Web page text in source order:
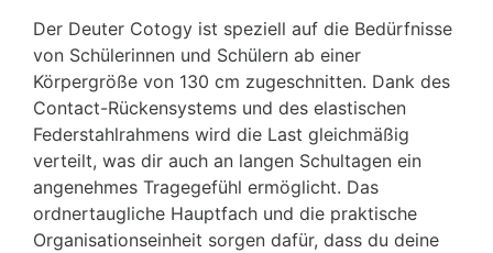
Der Deuter Cotogy ist speziell auf die Bedürfnisse
von Schülerinnen und Schülern ab einer
Körpergröße von 130 cm zugeschnitten. Dank des
Contact-Rückensystems und des elastischen
Federstahlrahmens wird die Last gleichmäßig
verteilt, was dir auch an langen Schultagen ein
angenehmes Tragegefühl ermöglicht. Das
ordnertaugliche Hauptfach und die praktische
Organisationseinheit sorgen dafür, dass du deine